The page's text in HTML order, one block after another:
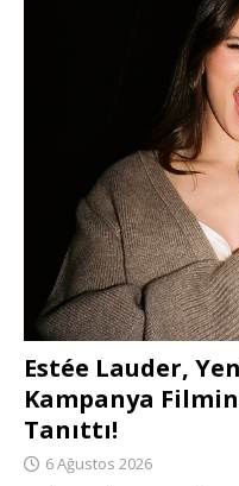
Estée Lauder,
Kampanya
Tanıttı!
6 Ağustos 2026